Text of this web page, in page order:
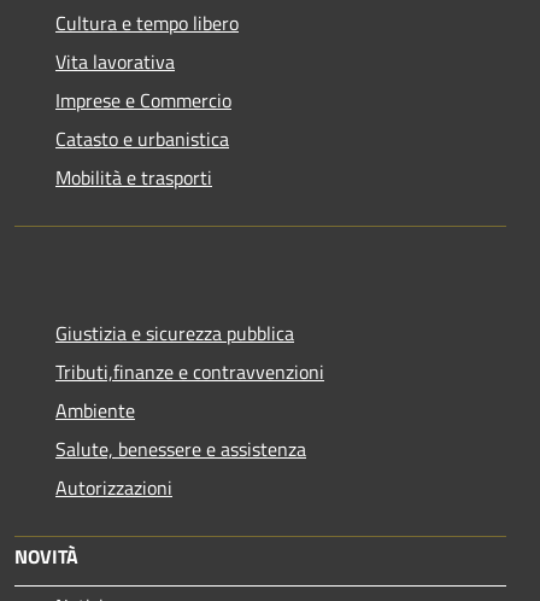
Cultura e tempo libero
Vita lavorativa
Imprese e Commercio
Catasto e urbanistica
Mobilità e trasporti
Giustizia e sicurezza pubblica
Tributi,finanze e contravvenzioni
Ambiente
Salute, benessere e assistenza
Autorizzazioni
NOVITÀ